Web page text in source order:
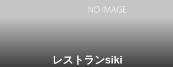
レストランsiki